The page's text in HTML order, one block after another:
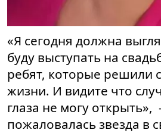
«Я сегодня должна
буду выступать на
ребят, которые решили
жизни. И видите что
глаза не могу
пожаловалась звезда в